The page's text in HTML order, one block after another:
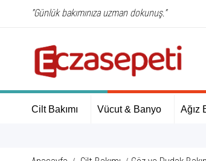
"Günlük bakımınıza uzman dokunuş."
Cilt Bakımı Vücut & Banyo Ağız